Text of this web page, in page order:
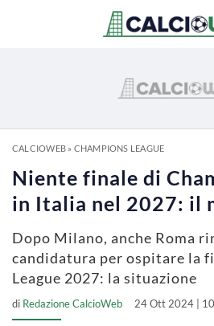
CALCIOWEB» CHAMPIONS LEAGUE
Niente finale di
in Italia nel 2027: il
Dopo Milano, anche Roma
candidatura per ospitare la
League 2027: la situazione
di Redazione CalcioWeb 24 Ott 2024 |